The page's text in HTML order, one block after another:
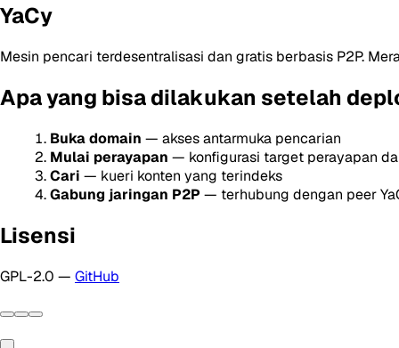
YaCy
Mesin pencari terdesentralisasi dan gratis berbasis P2P.
Apa yang bisa dilakukan setelah
Buka domain — akses antarmuka pencarian
Mulai perayapan — konfigurasi target perayapan
Cari — kueri konten yang terindeks
Gabung jaringan P2P — terhubung dengan peer
Lisensi
GPL-2.0 — GitHub